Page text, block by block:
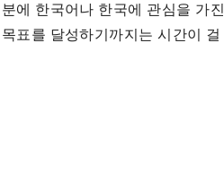
에 한국어나 한국에 관심을 가진
표를 달성하기까지는 시간이 걸